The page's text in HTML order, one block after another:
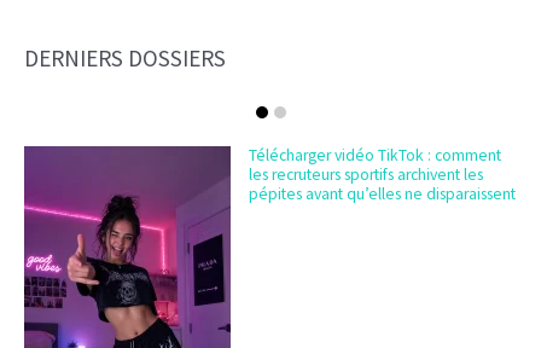
DERNIERS DOSSIERS
Télécharger vidéo TikTok : comment
les recruteurs sportifs archivent les
pépites avant qu’elles ne disparaissent